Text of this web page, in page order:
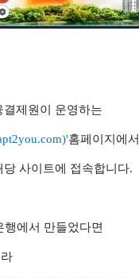
제원이 운영하는
'홈페이지에서
사이트에 접속합니다.
행에서 만들었다면